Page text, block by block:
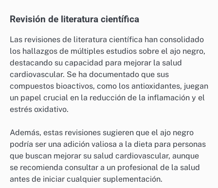
Revisión de literatura científica
Las revisiones de literatura científica han consolidado
los hallazgos de múltiples estudios sobre el ajo negro,
destacando su capacidad para mejorar la salud
cardiovascular. Se ha documentado que sus
compuestos bioactivos, como los antioxidantes, juegan
un papel crucial en la reducción de la inflamación y el
estrés oxidativo.
Además, estas revisiones sugieren que el ajo negro
podría ser una adición valiosa a la dieta para personas
que buscan mejorar su salud cardiovascular, aunque
se recomienda consultar a un profesional de la salud
antes de iniciar cualquier suplementación.